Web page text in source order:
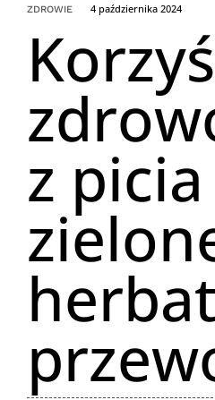
ZDROWIE 4 października 2024
z picia